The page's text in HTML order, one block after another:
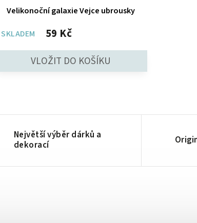
Velikonoční galaxie Vejce ubrousky
SKLADEM 59 Kč
Největší výběr dárků a
dekorací